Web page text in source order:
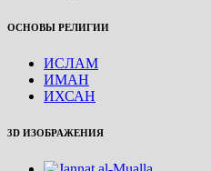
ОСНОВЫ РЕЛИГИИ
ИСЛАМ
ИМАН
ИХСАН
3D ИЗОБРАЖЕНИЯ